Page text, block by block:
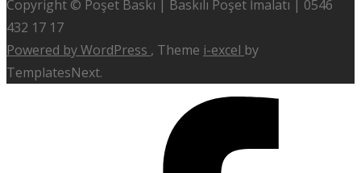
Copyright © Poşet Baskı | Baskılı Poşet İmalatı | 0546
432 17 17
Powered by WordPress , Theme i-excel by
TemplatesNext.